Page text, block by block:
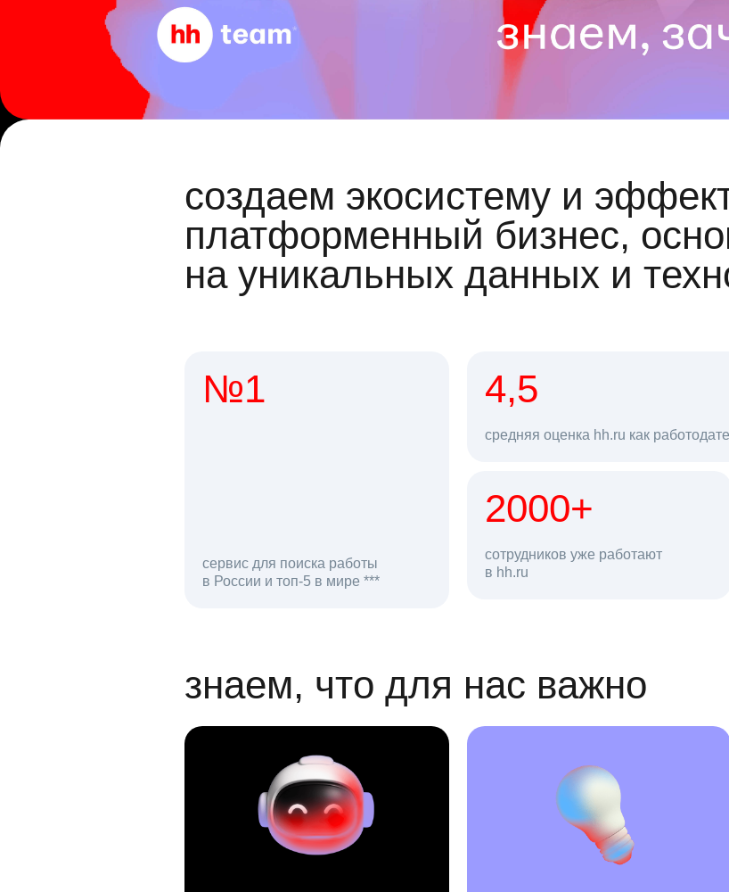
создаем экосистему и
платформенный бизнес,
на уникальных данных и
№1
сервис для поиска работы
в России и топ-5 в мире ***
откликов на вакансии
4,5
средняя оценка hh.ru как
2000+
сотрудников уже работают
в hh.ru
68 млн
знаем, что для нас важно